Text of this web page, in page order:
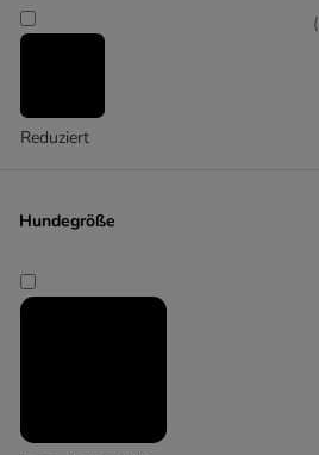
Reduziert
(
Hundegröße